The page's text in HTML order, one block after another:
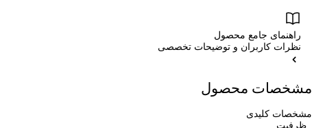
راهنمای جامع محصول
نظرات کاربران و توضیحات تخصصی
مشخصات محصول
مشخصات کلیدی
ظرفیت